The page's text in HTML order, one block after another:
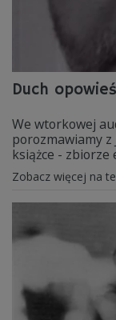
Duch
We wtorkowej
porozmawiamy z
książce - zbiorze
Zobacz więcej na